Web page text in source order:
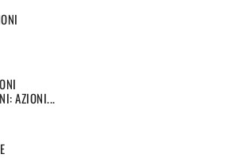
AZIONI...